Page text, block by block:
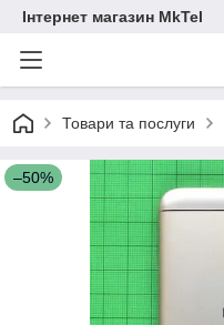
Інтернет магазин MkTel
Товари та послуги
–50%